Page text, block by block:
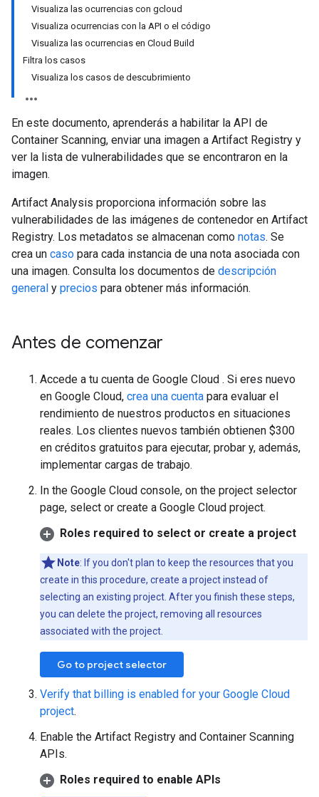
Visualiza las ocurrencias con gcloud
Visualiza ocurrencias con la API o el código
Visualiza las ocurrencias en Cloud Build
Filtra los casos
Visualiza los casos de descubrimiento
En este documento, aprenderás a habilitar la API de
Container Scanning, enviar una imagen a Artifact Registry y
ver la lista de vulnerabilidades que se encontraron en la
imagen.
Artifact Analysis proporciona información sobre las
vulnerabilidades de las imágenes de contenedor en Artifact
Registry. Los metadatos se almacenan como notas. Se
crea un caso para cada instancia de una nota asociada con
una imagen. Consulta los documentos de descripción
general y precios para obtener más información.
Antes de comenzar
Accede a tu cuenta de Google Cloud . Si eres nuevo
en Google Cloud, crea una cuenta para evaluar el
rendimiento de nuestros productos en situaciones
reales. Los clientes nuevos también obtienen $300
en créditos gratuitos para ejecutar, probar y, además,
implementar cargas de trabajo.
In the Google Cloud console, on the project selector
page, select or create a Google Cloud project.
Roles required to select or create a project
Note: If you don't plan to keep the resources that you
create in this procedure, create a project instead of
selecting an existing project. After you finish these steps,
you can delete the project, removing all resources
associated with the project.
Go to project selector
Verify that billing is enabled for your Google Cloud
project.
Enable the Artifact Registry and Container Scanning
APIs.
Roles required to enable APIs